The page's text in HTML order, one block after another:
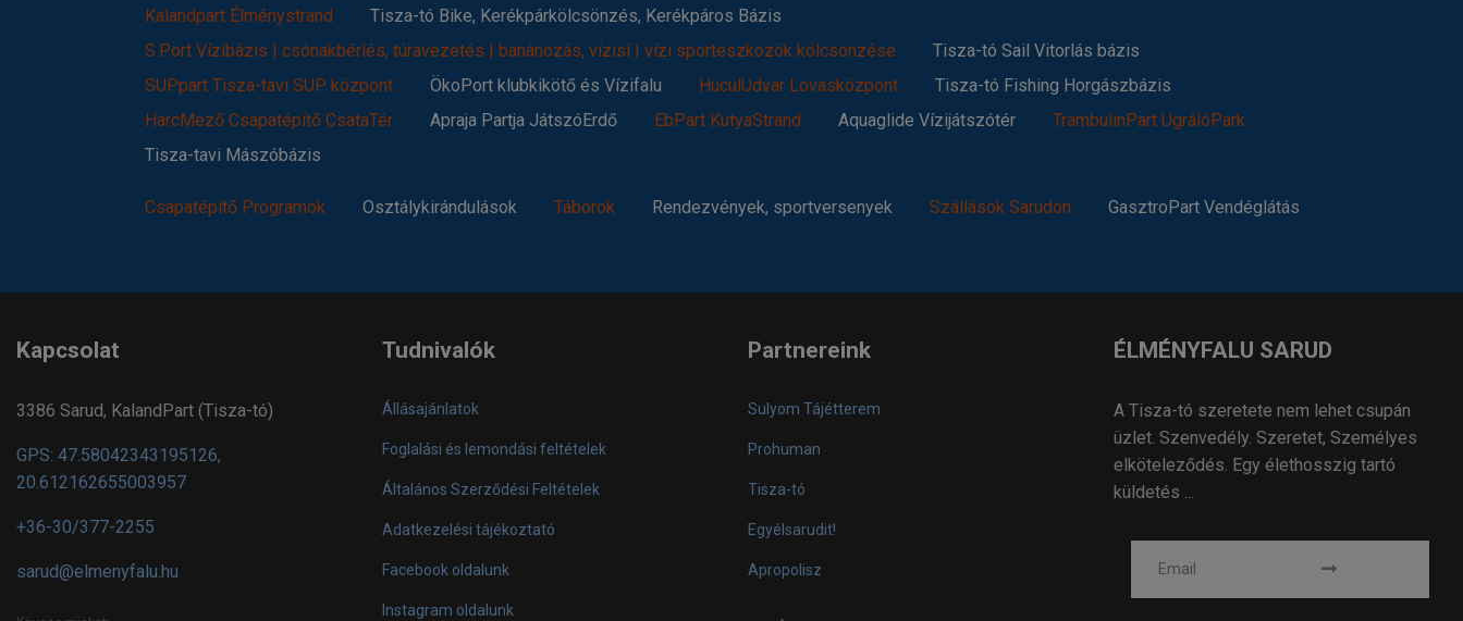
Kalandpart Élménystrand
Tisza-tó Bike, Kerékpárkölcsönzés, Kerékpáros Bázis
S.Port Vízibázis | csónakbérlés, túravezetés | banánozás, vízisí | vízi sporteszközök kölcsönzése
Tisza-tó Sail Vitorlás bázis
SUPpart Tisza-tavi SUP központ
ÖkoPort klubkikötő és Vízifalu HuculUdvar Lovasközpont
Tisza-tó Fishing Horgászbázis
HarcMező Csapatépítő CsataTér
Apraja Partja JátszóErdő EbPart KutyaStrand Aquaglide Vízijátszótér
TrambulinPart UgrálóPark
Tisza-tavi Mászóbázis
Csapatépítő Programok Osztálykirándulások Táborok Rendezvények, sportversenyek Szállások Sarudon GasztroPart Vendéglátás
Kapcsolat
3386 Sarud, KalandPart (Tisza-tó)
GPS: 47.58042343195126,
20.612162655003957
+36-30/377-2255
sarud@elmenyfalu.hu
Tudnivalók
Állásajánlatok
Foglalási és lemondási feltételek
Általános Szerződési Feltételek
Adatkezelési tájékoztató
Facebook oldalunk
Instagram oldalunk
Partnereink
Sulyom Tájétterem
Prohuman
Tisza-tó
Egyélsarudit!
Apropolisz
ÉLMÉNYFALU SARUD
A Tisza-tó szeretete nem lehet csupán
üzlet. Szenvedély. Szeretet, Személyes
elköteleződés. Egy élethosszig tartó
küldetés ...